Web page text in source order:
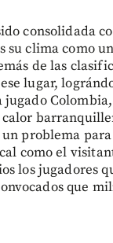
consolidada
su clima como
de las
lugar,
jugado
problema
como el
los jugadores
que